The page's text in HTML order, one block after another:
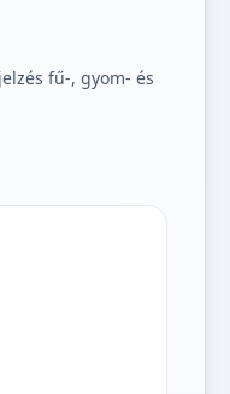
fű-, gyom- és